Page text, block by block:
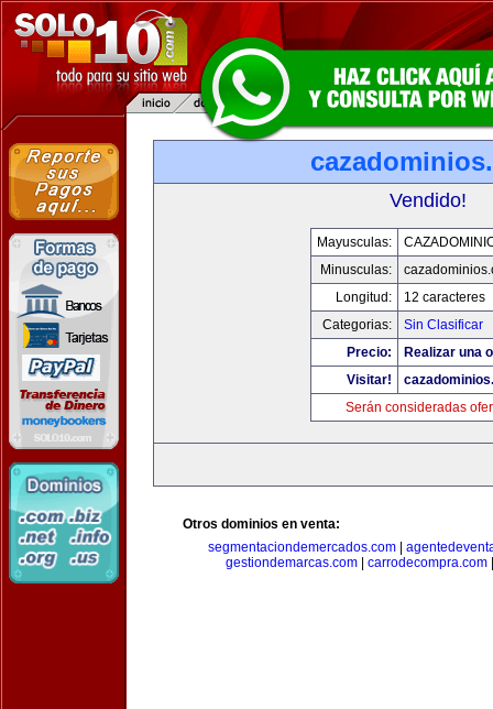
Vendido!
Mayusculas:
Minusculas:
Longitud:
12 caracteres
Categorias:
Sin Clasificar
Precio:
Realizar una
Visitar!
Serán consideradas
Otros dominios en venta:
segmentaciondemercados.com
gestiondemarcas.com
carrodecompra.com